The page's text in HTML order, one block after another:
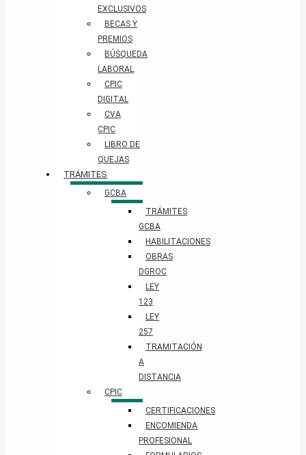
EXCLUSIVOS
BECAS Y
PREMIOS
BÚSQUEDA
LABORAL​
CPIC
DIGITAL
CVA
CPIC
LIBRO DE
QUEJAS
TRÁMITES
GCBA
TRÁMITES
GCBA
HABILITACIONES
OBRAS
DGROC
LEY
123
LEY
257
TRAMITACIÓN
A
DISTANCIA
CPIC
CERTIFICACIONES
ENCOMIENDA
PROFESIONAL